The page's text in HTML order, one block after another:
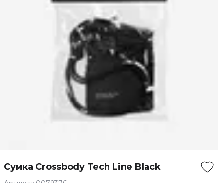
Сумка Crossbody Tech Line Black